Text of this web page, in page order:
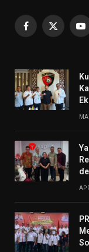
Facebook
X